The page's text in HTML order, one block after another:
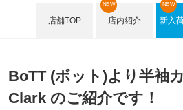
店舗TOP 店内紹介
NEW
新入
NEW
BoTT (ボット)より半袖
Clark のご紹介です！